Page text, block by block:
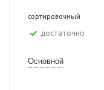
сортировочный
Достаточно
Основной